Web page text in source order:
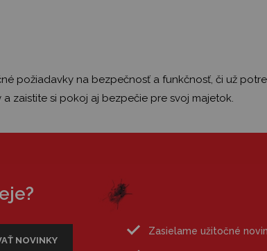
požiadavky na bezpečnosť a funkčnosť, či už
zaistite si pokoj aj bezpečie pre svoj majetok.
Zasielame užitočné